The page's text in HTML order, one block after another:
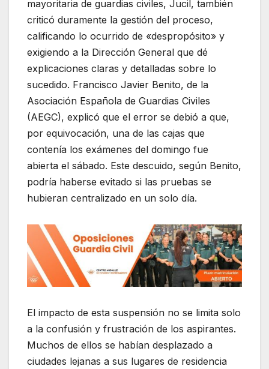
mayoritaria de guardias civiles, Jucil, también
criticó duramente la gestión del proceso,
calificando lo ocurrido de «despropósito» y
exigiendo a la Dirección General que dé
explicaciones claras y detalladas sobre lo
sucedido. Francisco Javier Benito, de la
Asociación Española de Guardias Civiles
(AEGC), explicó que el error se debió a que,
por equivocación, una de las cajas que
contenía los exámenes del domingo fue
abierta el sábado. Este descuido, según Benito,
podría haberse evitado si las pruebas se
hubieran centralizado en un solo día.
El impacto de esta suspensión no se limita solo
a la confusión y frustración de los aspirantes.
Muchos de ellos se habían desplazado a
ciudades lejanas a sus lugares de residencia